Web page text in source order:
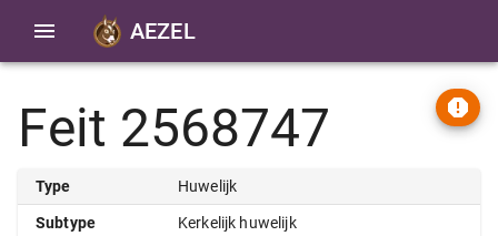
AEZEL
Feit 2568747
Type Huwelijk
Subtype Kerkelijk huwelijk